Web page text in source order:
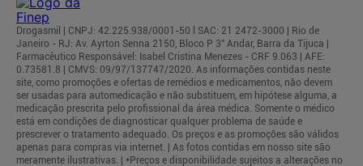
Drogasmil | CNPJ: 42.225.938/0001-50 l SAC: 21 2472-3000 | Rio de
Janeiro - RJ: Av. Ayrton Senna 2150, Bloco P 3° Andar, Barra da Tijuca |
Farmacêutico Responsável: Isabel Cristina Menezes - CRF 9.063 | AFE:
0.73581.8 | CMVS: 09/97/137747/2020. As informações contidas neste
site, como promoções e ofertas de remédios e medicamentos, não devem
ser usadas para automedicação e não substituem, em hipótese alguma, a
medicação prescrita pelo profissional da área médica. Somente o médico
está em condições de diagnosticar qualquer problema de saúde e
prescrever o tratamento adequado. Os preços e as promoções são válidos
apenas para compras via internet. | As fotos contidas em nosso site são
meramente ilustrativas. | *Preços e disponibilidade sujeitos a alterações no